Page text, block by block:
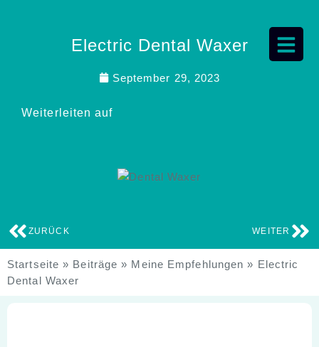
Electric Dental Waxer
September 29, 2023
Weiterleiten auf
ZURÜCK WEITER
Startseite » Beiträge » Meine Empfehlungen » Electric
Dental Waxer